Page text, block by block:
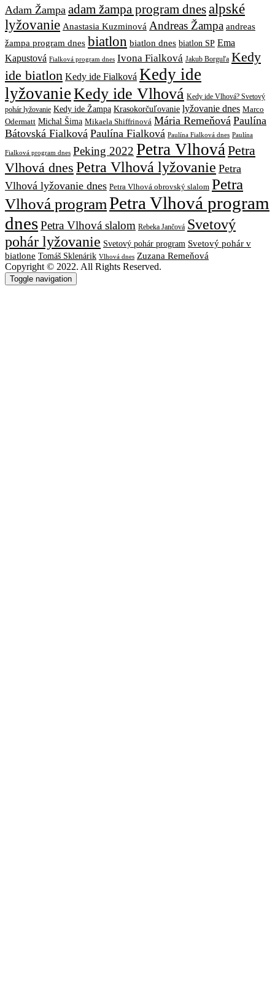
Adam Žampa adam žampa program dnesalpské
lyžovanie Anastasia Kuzminová Andreas Žampa andreas
žampa program dnes biatlon biatlon dnes biatlon SP Ema
Kapustová Fialková program dnes Ivona Fialková Jakub Borguľa Kedy
ide biatlon Kedy ide Fialková Kedy ide
lyžovanieKedy ide Vlhová Kedy ide Vlhová? Svetový
pohár lyžovanie Kedy ide Žampa Krasokorčuľovanie lyžovanie dnes Marco
Odermatt Michal Šima Mikaela Shiffrinová Mária Remeňová Paulína
Bátovská Fialková Paulína Fialková Paulína Fialková dnes Paulína
Fialková program dnes Peking 2022 Petra Vlhová Petra
Vlhová dnes Petra Vlhová lyžovanie Petra
Vlhová lyžovanie dnes Petra Vlhová obrovský slalom Petra
Vlhová programPetra Vlhová program
dnesPetra Vlhová slalom Rebeka Jančová Svetový
pohár lyžovanie Svetový pohár program Svetový pohár v
biatlone Tomáš Sklenárik Vlhová dnes Zuzana Remeňová
Copyright © 2022. All Rights Reserved.
Toggle navigation